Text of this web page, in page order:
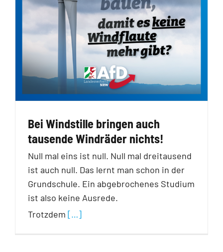
Bei Windstille bringen auch
tausende Windräder nichts!
Null mal eins ist null. Null mal dreitausend
ist auch null. Das lernt man schon in der
Grundschule. Ein abgebrochenes Studium
ist also keine Ausrede.
Trotzdem […]